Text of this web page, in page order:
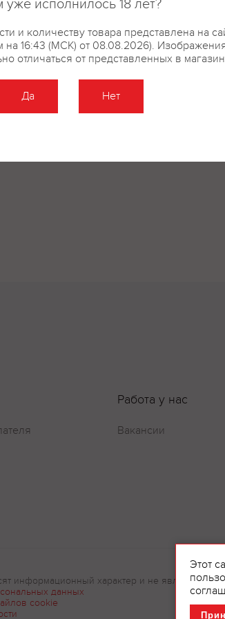
Работа у нас
Вакансии
информационный характер и не являются
данных
cookie
Этот
уже исполнилось 18 лет?
и количеству товара представлена на
16:43 (МСК) от 08.08.2026).
отличаться от представленных в
Да Нет